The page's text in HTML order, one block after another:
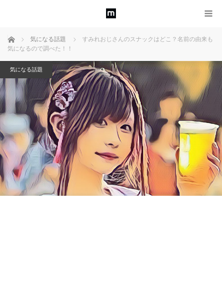
ホーム 気になる話題
すみれおじさんのスナックはどこ？名前の由来も
気になるので調べた！！
気になる話題